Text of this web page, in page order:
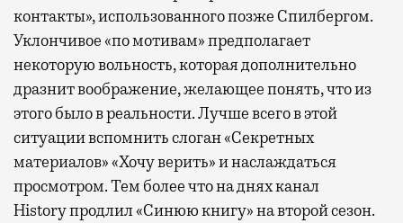
контакты», использованного позже Спилбергом.
Уклончивое «по мотивам» предполагает
некоторую вольность, которая дополнительно
дразнит воображение, желающее понять, что из
этого было в реальности. Лучше всего в этой
ситуации вспомнить слоган «Секретных
материалов» «Хочу верить» и наслаждаться
просмотром. Тем более что на днях канал
Historyпродлил «Синюю книгу» на второй сезон.